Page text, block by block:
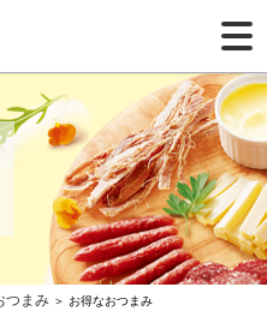
つまみ＞ お得なおつまみ